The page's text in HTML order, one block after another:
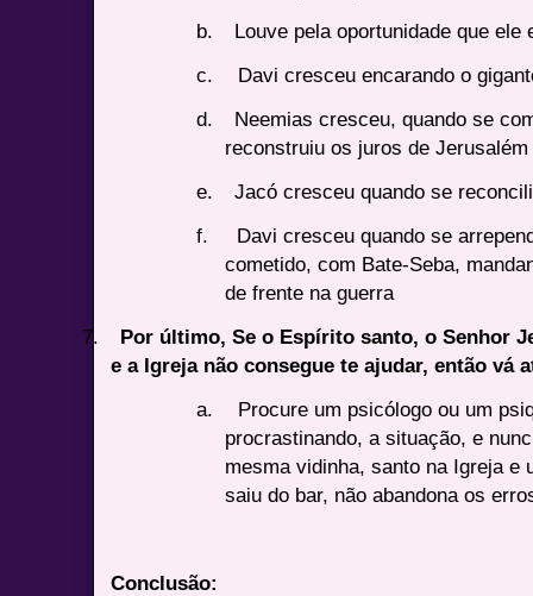
b.
Louve pela oportunidade que ele
c.
Davi cresceu encarando o
d.
Neemias cresceu, quando se
reconstruiu os juros de Jerusalém
e.
Jacó cresceu quando se
f.
Davi cresceu quando se
cometido, com Bate-Seba,
de frente na guerra
7.
Por último, Se o Espírito santo, o Senhor
e a Igreja não consegue te ajudar, então vá
a.
Procure um psicólogo ou um
procrastinando, a situação, e
mesma vidinha, santo na Igreja
saiu do bar, não abandona os
Conclusão: